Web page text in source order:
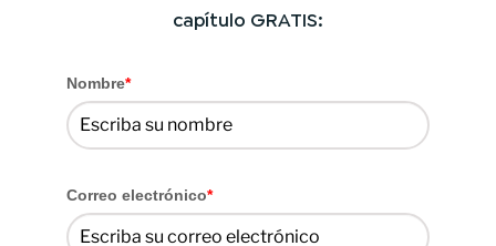
capítulo GRATIS:
Nombre*
Correo electrónico*